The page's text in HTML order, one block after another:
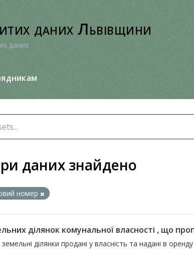
даних Львівщини
даних
даних знайдено
номер
ділянок комунальної власності , що
ділянки продані у власність та надані в